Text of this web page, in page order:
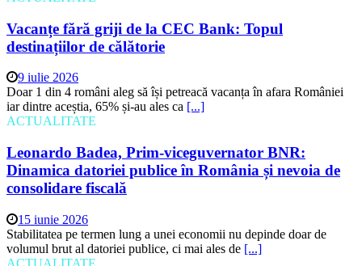
Vacanțe fără griji de la CEC Bank: Topul
destinațiilor de călătorie
9 iulie 2026
Doar 1 din 4 români aleg să își petreacă vacanța în afara României
iar dintre aceștia, 65% și-au ales ca [...]
ACTUALITATE
Leonardo Badea, Prim-viceguvernator BNR:
Dinamica datoriei publice în România și nevoia de
consolidare fiscală
15 iunie 2026
Stabilitatea pe termen lung a unei economii nu depinde doar de
volumul brut al datoriei publice, ci mai ales de [...]
ACTUALITATE